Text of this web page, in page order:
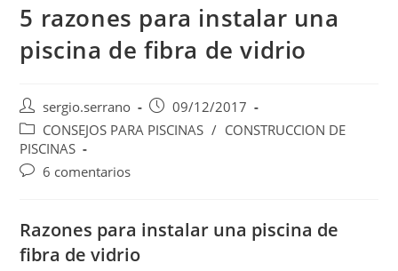
5 razones para instalar una
piscina de fibra de vidrio
sergio.serrano
09/12/2017
CONSEJOS PARA PISCINAS / CONSTRUCCION DE
PISCINAS
6 comentarios
Razones para instalar una piscina de
fibra de vidrio